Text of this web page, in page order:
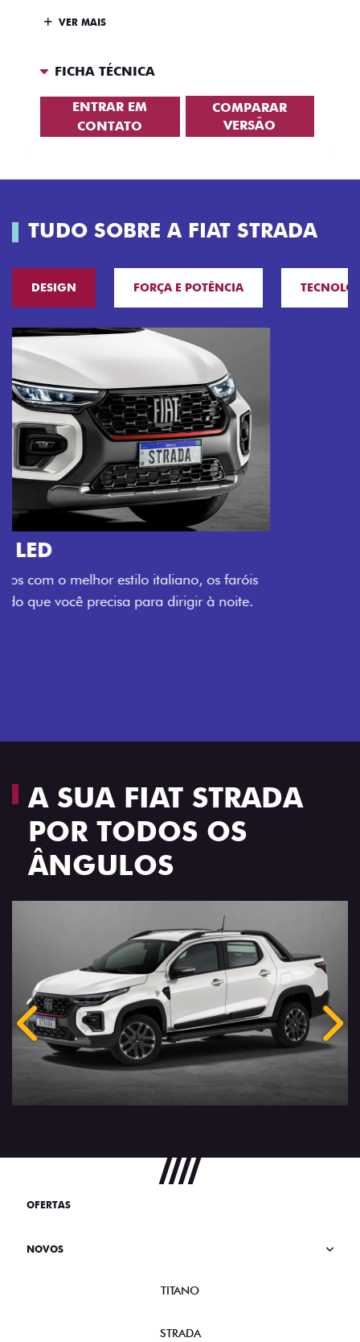
VER MAIS
FICHA TÉCNICA
ENTRAR EM
CONTATO
COMPARAR
VERSÃO
TUDO SOBRE A FIAT STRADA
DESIGN FORÇA E POTÊNCIA
O VERDADEIRO 5 LUGARES E 4
PORTAS
Todo mundo pode viajar confortável na Fiat Strada,
A SUA FIAT STRADA
POR TODOS OS
ÂNGULOS
Anterior
OFERTAS
NOVOS
TITANO
STRADA